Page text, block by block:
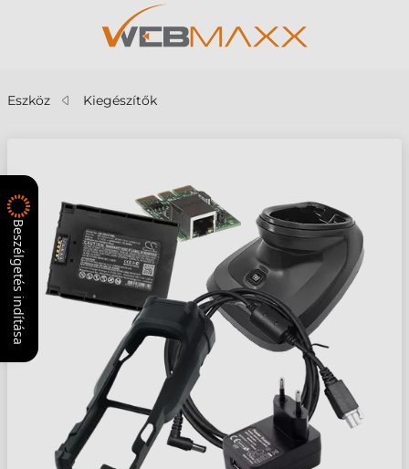
Eszköz Kiegészítők
Beszélgetés indítása